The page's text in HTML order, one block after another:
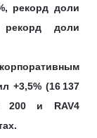
рекорд доли
доли
+3,5% (16 137
200 и RAV4